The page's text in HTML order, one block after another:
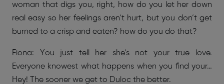
woman that digs you, right, how do you let her down
real easy so her feelings aren’t hurt, but you don’t get
burned to a crisp and eaten? how do you do that?
Fiona: You just tell her she’s not your true love.
Everyone knowest what happens when you find your…
Hey! The sooner we get to Duloc the better.